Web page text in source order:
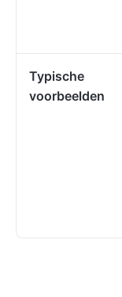
Typische
voorbeelden